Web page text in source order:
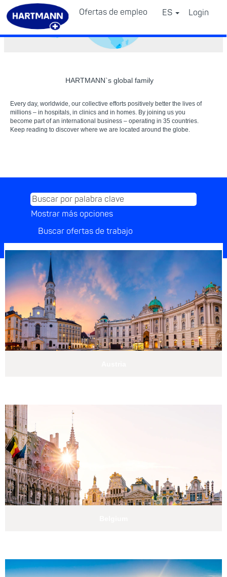
Ofertas de empleo ES Login
HARTMANN`s global family
Every day, worldwide, our collective efforts positively better the lives of
millions – in hospitals, in clinics and in homes. By joining us you
become part of an international business – operating in 35 countries.
Keep reading to discover where we are located around the globe.
Mostrar más opciones